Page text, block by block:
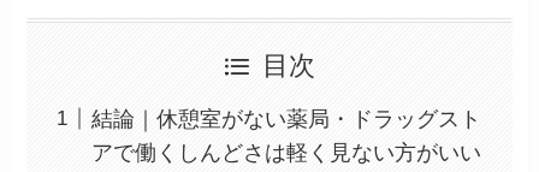
目次
結論｜休憩室がない薬局・ドラッグスト
アで働くしんどさは軽く見ない方がいい